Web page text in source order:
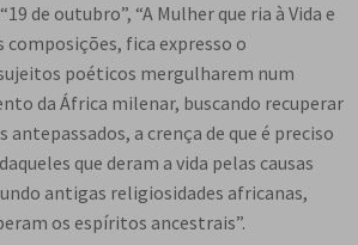
de outubro”, “A Mulher que ria à Vida e
composições, fica expresso o
poéticos mergulharem num
da África milenar, buscando recuperar
antepassados, a crença de que é preciso
que deram a vida pelas causas
antigas religiosidades africanas,
os espíritos ancestrais”.